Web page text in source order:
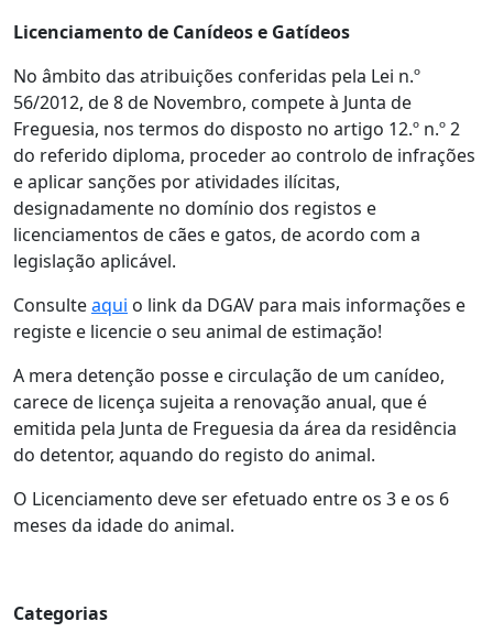
Licenciamento de Canídeos e Gatídeos
No âmbito das atribuições conferidas pela Lei n.º
56/2012, de 8 de Novembro, compete à Junta de
Freguesia, nos termos do disposto no artigo 12.º n.º 2
do referido diploma, proceder ao controlo de infrações
e aplicar sanções por atividades ilícitas,
designadamente no domínio dos registos e
licenciamentos de cães e gatos, de acordo com a
legislação aplicável.
Consulteaqui o link da DGAV para mais informações e
registe e licencie o seu animal de estimação!
A mera detenção posse e circulação de um canídeo,
carece de licença sujeita a renovação anual, que é
emitida pela Junta de Freguesia da área da residência
do detentor, aquando do registo do animal.
O Licenciamento deve ser efetuado entre os 3 e os 6
meses da idade do animal.
Categorias